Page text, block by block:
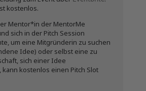
kostenlos.
Mentor*in der MentorMe
sich in der Pitch Session
um eine Mitgründerin zu suchen
Idee) oder selbst eine zu
sich einer Idee
kann kostenlos einen Pitch Slot